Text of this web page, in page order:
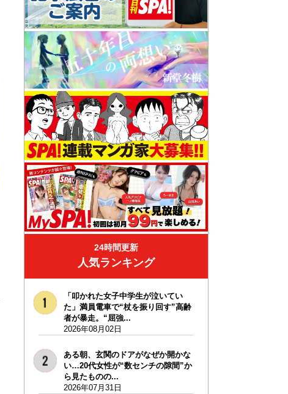
24時間更新
人気ランキング
「叩かれた女子中学生が泣いてい
た」満員電車で“杖を振り回す”高齢
者が暴走。“屈強...
2026年08月02日
ある朝、玄関のドアがなぜか開かな
い…20代女性が“数センチの隙間”か
ら見たものの...
2026年07月31日